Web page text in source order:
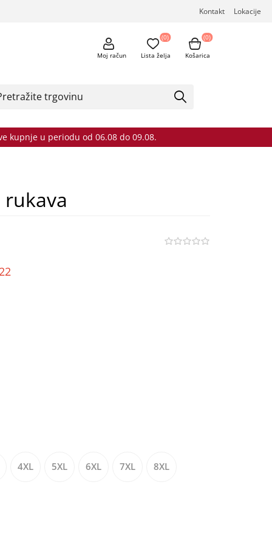
Kontakt Lokacije
Moj račun Lista želja
(0)
Košarica
(0)
kupnje u periodu od 06.08 do 09.08.
4XL 5XL 6XL 7XL 8XL